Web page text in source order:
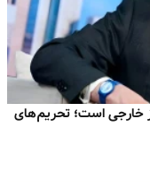
خارجی است؛ تحریم‌های